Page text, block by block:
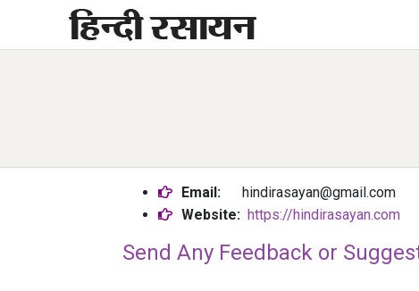
content
Email:hindirasayan@gmail.com
Website: https://hindirasayan.com
Send Any Feedback or